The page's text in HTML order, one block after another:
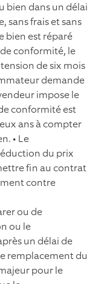
bien dans un délai
sans frais et sans
bien est réparé
conformité, le
de six mois
demande
impose le
conformité est
ans à compter
• Le
du prix
ﬁn au contrat
contre
ou de
ou le
un délai de
remplacement du
pour le